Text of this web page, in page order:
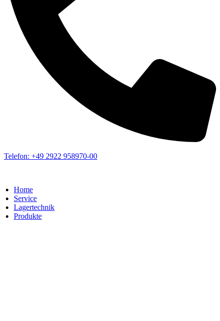
Telefon: +49 2922 958970-00
Home
Service
Lagertechnik
Produkte